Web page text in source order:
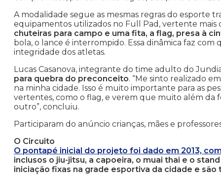
A modalidade segue as mesmas regras do esporte
equipamentos utilizados no Full Pad, vertente mais
chuteiras para campo e uma fita, a flag, presa à
bola, o lance é interrompido. Essa dinâmica faz
integridade dos atletas.
Lucas Casanova, integrante do time adulto do
para quebra do preconceito. “Me sinto realizado
na minha cidade. Isso é muito importante para as
vertentes, como o flag, e verem que muito além da
outro”, concluiu.
Participaram do anúncio crianças, mães e
O Circuito
O pontapé inicial do projeto foi dado em 2013,
inclusos o jiu-jitsu, a capoeira, o muai thai e o
iniciação fixas na grade esportiva da cidade e